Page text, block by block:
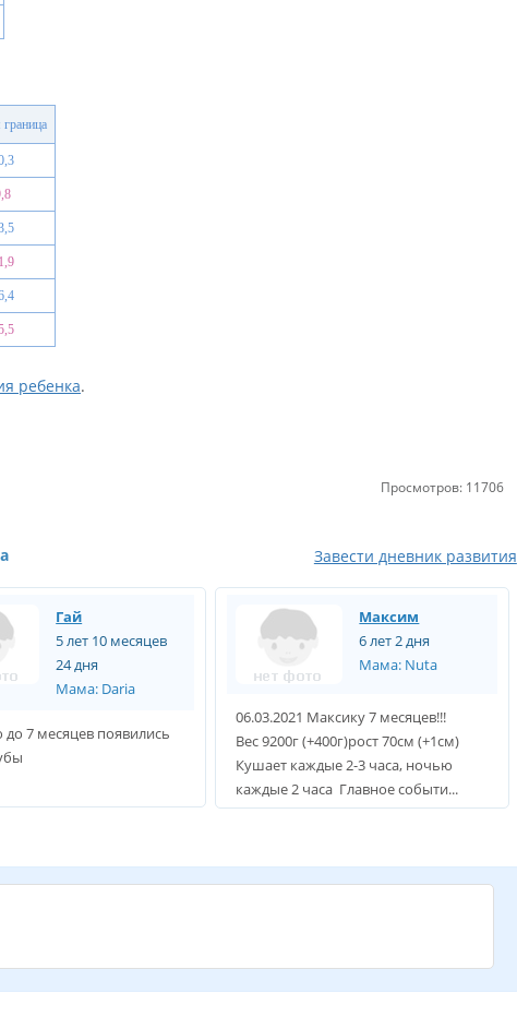
ребенка.
Просмотров: 11706
Завести дневник развития
Гай
5 лет 10 месяцев
24 дня
Мама: Daria
до 7 месяцев появились
Максим
6 лет 2 дня
Мама: Nuta
06.03.2021 Максику 7 месяцев!!!
Вес 9200г (+400г)рост 70см (+1см)
Кушает каждые 2-3 часа, ночью
каждые 2 часа Главное событи...